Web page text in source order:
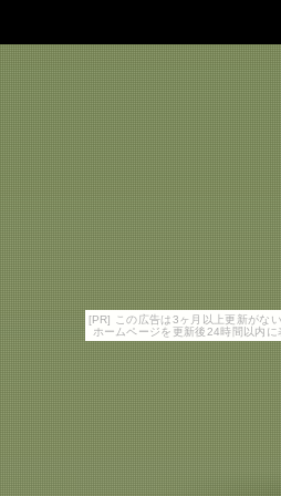
[PR] この広告は3ヶ月以上更新がな
ホームページを更新後24時間以内に